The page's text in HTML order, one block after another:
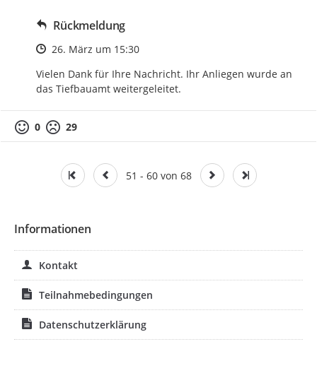
Rückmeldung
Zeitpunkt des Erstellens
26. März um 15:30
Vielen Dank für Ihre Nachricht. Ihr Anliegen wurde an
das Tiefbauamt weitergeleitet.
0 29
51 - 60 von 68
Informationen
Kontakt
Teilnahmebedingungen
Datenschutzerklärung